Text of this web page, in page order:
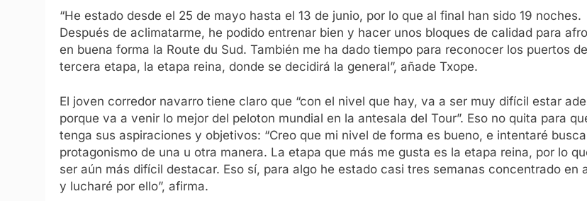
“He estado desde el 25 de mayo hasta el 13 de junio, por lo que al final han sido 19 noches.
Después de aclimatarme, he podido entrenar bien y hacer unos bloques de calidad para
en buena forma la Route du Sud. También me ha dado tiempo para reconocer los puertos
tercera etapa, la etapa reina, donde se decidirá la general”, añade Txope.
El joven corredor navarro tiene claro que “con el nivel que hay, va a ser muy difícil estar
porque va a venir lo mejor del peloton mundial en la antesala del Tour”. Eso no quita para
tenga sus aspiraciones y objetivos: “Creo que mi nivel de forma es bueno, e intentaré
protagonismo de una u otra manera. La etapa que más me gusta es la etapa reina, por lo
ser aún más difícil destacar. Eso sí, para algo he estado casi tres semanas concentrado en
y lucharé por ello”, afirma.